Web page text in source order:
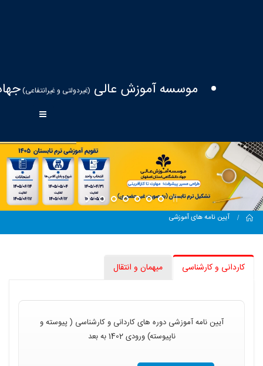
موسسه آموزش عالی (غیردولتی و غیرانتفاعی)
Home
آیین نامه های آموزشی
کاردانی و کارشناسی میهمان و انتقال
آیین نامه آموزشی دوره های کاردانی و کارشناسی ( پیوسته و
ناپیوسته) ورودی 1402 به بعد